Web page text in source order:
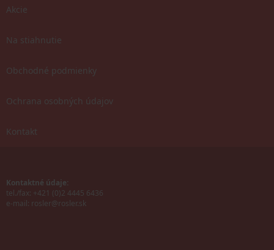
Akcie
Na stiahnutie
Obchodné podmienky
Ochrana osobných údajov
Kontakt
Kontaktné údaje:
tel./fax: +421 (0)2 4445 6436
e-mail: rosler@rosler.sk